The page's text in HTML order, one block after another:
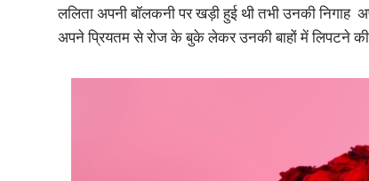
ललिता अपनी बॉलकनी पर खड़ी हुई थी तभी उनकी
अपने प्रियतम से रोज के बुके लेकर उनकी बाहों में लिपटने